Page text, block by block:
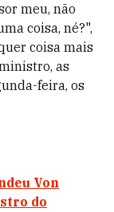
meu, não
coisa, né?",
coisa mais
as
feira, os
Von
do